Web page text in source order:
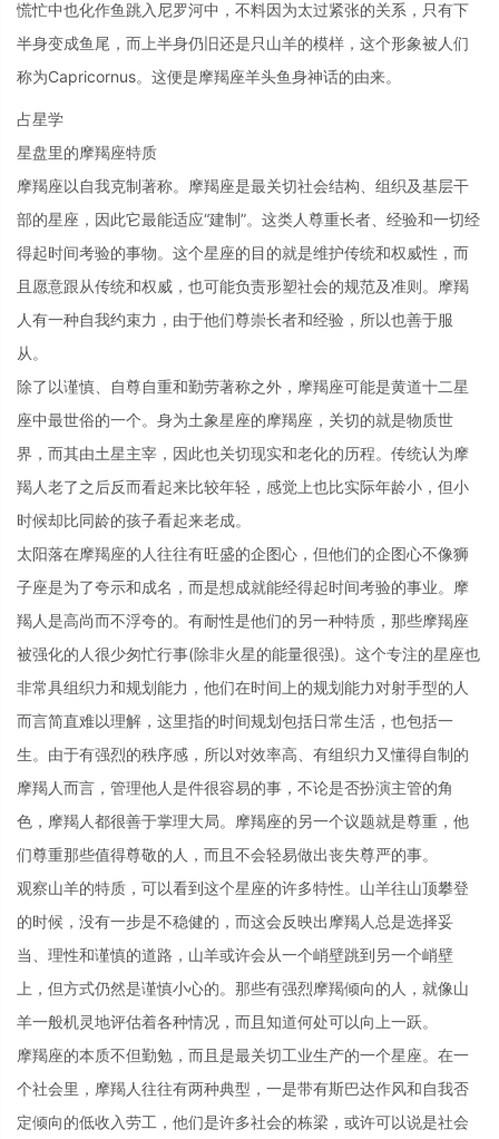
慌忙中也化作鱼跳入尼罗河中，不料因为太过紧张的关系，只有下
半身变成鱼尾，而上半身仍旧还是只山羊的模样，这个形象被人们
称为Capricornus。这便是摩羯座羊头鱼身神话的由来。
占星学
星盘里的摩羯座特质
摩羯座以自我克制著称。摩羯座是最关切社会结构、组织及基层干
部的星座，因此它最能适应“建制”。这类人尊重长者、经验和一切经
得起时间考验的事物。这个星座的目的就是维护传统和权威性，而
且愿意跟从传统和权威，也可能负责形塑社会的规范及准则。摩羯
人有一种自我约束力，由于他们尊崇长者和经验，所以也善于服
从。
除了以谨慎、自尊自重和勤劳著称之外，摩羯座可能是黄道十二星
座中最世俗的一个。身为土象星座的摩羯座，关切的就是物质世
界，而其由土星主宰，因此也关切现实和老化的历程。传统认为摩
羯人老了之后反而看起来比较年轻，感觉上也比实际年龄小，但小
时候却比同龄的孩子看起来老成。
太阳落在摩羯座的人往往有旺盛的企图心，但他们的企图心不像狮
子座是为了夸示和成名，而是想成就能经得起时间考验的事业。摩
羯人是高尚而不浮夸的。有耐性是他们的另一种特质，那些摩羯座
被强化的人很少匆忙行事(除非火星的能量很强)。这个专注的星座也
非常具组织力和规划能力，他们在时间上的规划能力对射手型的人
而言简直难以理解，这里指的时间规划包括日常生活，也包括一
生。由于有强烈的秩序感，所以对效率高、有组织力又懂得自制的
摩羯人而言，管理他人是件很容易的事，不论是否扮演主管的角
色，摩羯人都很善于掌理大局。摩羯座的另一个议题就是尊重，他
们尊重那些值得尊敬的人，而且不会轻易做出丧失尊严的事。
观察山羊的特质，可以看到这个星座的许多特性。山羊往山顶攀登
的时候，没有一步是不稳健的，而这会反映出摩羯人总是选择妥
当、理性和谨慎的道路，山羊或许会从一个峭壁跳到另一个峭壁
上，但方式仍然是谨慎小心的。那些有强烈摩羯倾向的人，就像山
羊一般机灵地评估着各种情况，而且知道何处可以向上一跃。
摩羯座的本质不但勤勉，而且是最关切工业生产的一个星座。在一
个社会里，摩羯人往往有两种典型，一是带有斯巴达作风和自我否
定倾向的低收入劳工，他们是许多社会的栋梁，或许可以说是社会